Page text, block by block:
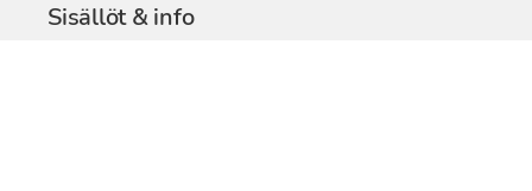
Sisällöt & info